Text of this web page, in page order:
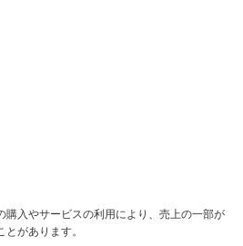
入やサービスの利用により、売上の一部が
があります。